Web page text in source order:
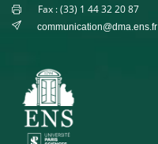
Fax : (33) 1 44 32 20 87
communication@dma.ens.fr